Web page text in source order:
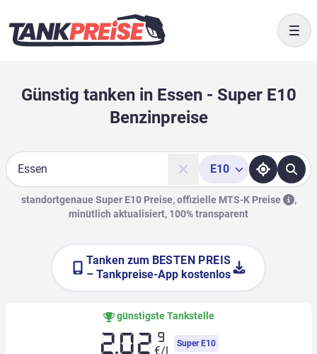
Günstig tanken in Essen - Super E10
Benzinpreise
Suche
E10
standortgenaue Super E10 Preise, offizielle MTS-K Preise
,
minütlich aktualisiert, 100% transparent
Tanken zum BESTEN PREIS
– Tankpreise-App kostenlos
günstigste Tankstelle
2.02 9
€/l
Super E10